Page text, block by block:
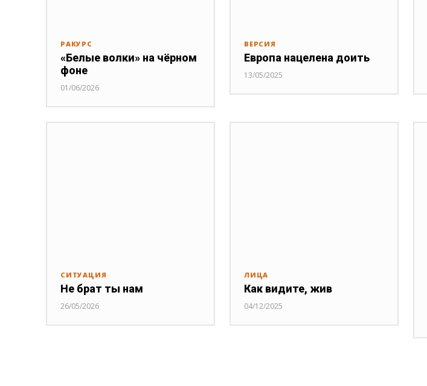
РАКУРС
«Белые волки» на чёрном
фоне
01/06/2026
ВЕРСИЯ
Европа нацелена доить
13/05/2025
СИТУАЦИЯ
Не брат ты нам
26/05/2026
ЛИЦА
Как видите, жив
04/12/2025